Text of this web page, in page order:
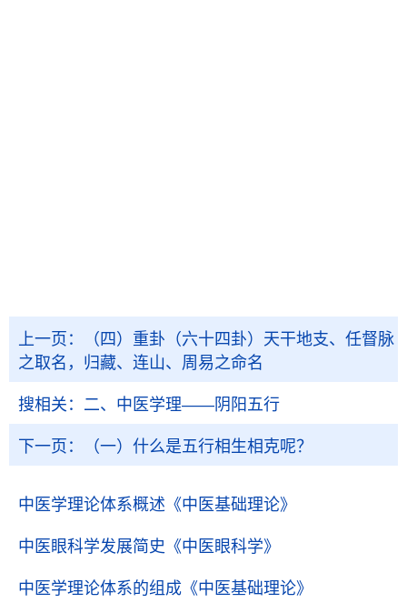
上一页：
（四）重卦（六十四卦）天干地支、任督脉
之取名，归藏、连山、周易之命名
搜相关： 二、中医学理——阴阳五行
下一页： （一）什么是五行相生相克呢？
中医学理论体系概述 《中医基础理论》
中医眼科学发展简史 《中医眼科学》
中医学理论体系的组成 《中医基础理论》